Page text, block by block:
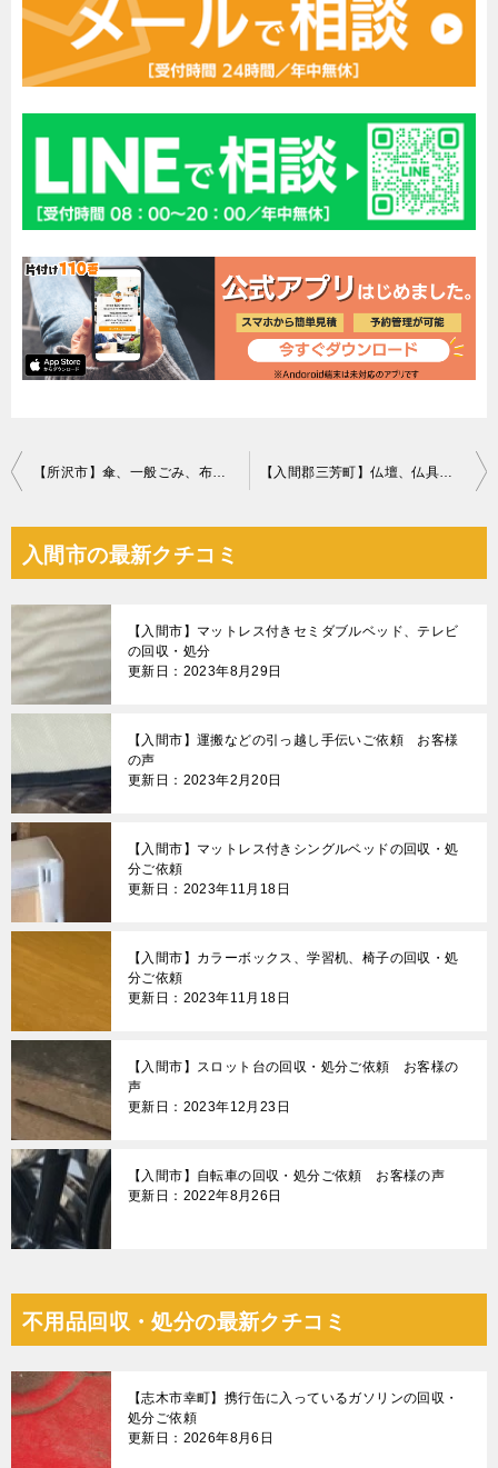
投
ナ
ビ
ゲ
ー
シ
ョ
【所沢市】傘、一般ごみ、布団等の回収・処分ご依頼 お客様の声 【入間郡三芳町】仏壇、仏具、食器棚、タンス等の回収・処分ご依頼
入間市の最新クチコミ
【入間市】マットレス付きセミダブルベッド、テレビ
の回収・処分
更新日：2023年8月29日
【入間市】運搬などの引っ越し手伝いご依頼 お客様
の声
更新日：2023年2月20日
【入間市】マットレス付きシングルベッドの回収・処
分ご依頼
更新日：2023年11月18日
【入間市】カラーボックス、学習机、椅子の回収・処
分ご依頼
更新日：2023年11月18日
【入間市】スロット台の回収・処分ご依頼 お客様の
声
更新日：2023年12月23日
【入間市】自転車の回収・処分ご依頼 お客様の声
更新日：2022年8月26日
不用品回収・処分の最新クチコミ
【志木市幸町】携行缶に入っているガソリンの回収・
処分ご依頼
更新日：2026年8月6日